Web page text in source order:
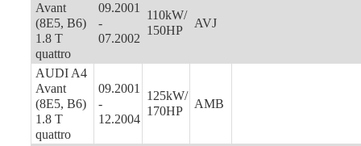
Avant
(8E5, B6)
1.8 T
quattro
09.2001
-
07.2002
110kW/
150HP
AVJ
AUDI A4
Avant
(8E5, B6)
1.8 T
quattro
09.2001
-
12.2004
125kW/
170HP
AMB